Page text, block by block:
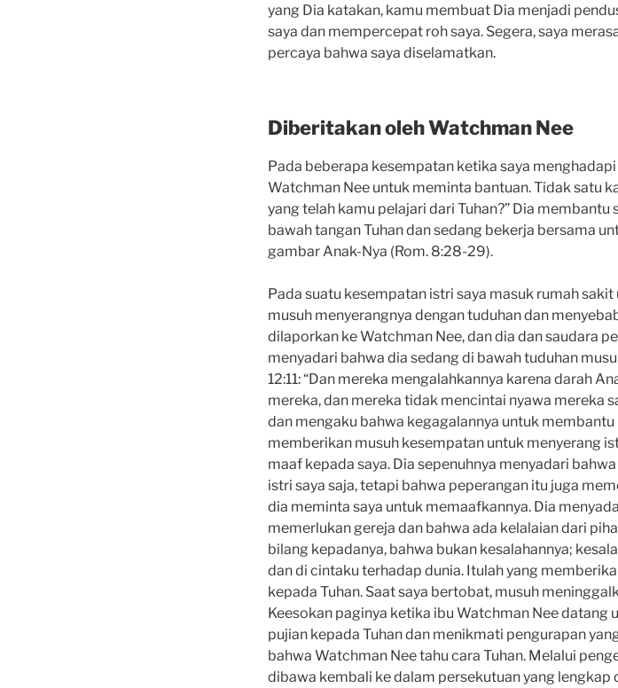
yang Dia katakan, kamu membuat Dia menjadi
saya dan mempercepat roh saya. Segera, saya
percaya bahwa saya diselamatkan.
Diberitakan oleh Watchman Nee
Pada beberapa kesempatan ketika saya
Watchman Nee untuk meminta bantuan. Tidak satu
yang telah kamu pelajari dari Tuhan?” Dia
bawah tangan Tuhan dan sedang bekerja bersama
gambar Anak-Nya (Rom. 8:28-29).
Pada suatu kesempatan istri saya masuk rumah
musuh menyerangnya dengan tuduhan dan
dilaporkan ke Watchman Nee, dan dia dan saudara
menyadari bahwa dia sedang di bawah tuduhan
12:11: “Dan mereka mengalahkannya karena darah
mereka, dan mereka tidak mencintai nyawa mereka
dan mengaku bahwa kegagalannya untuk
memberikan musuh kesempatan untuk menyerang
maaf kepada saya. Dia sepenuhnya menyadari
istri saya saja, tetapi bahwa peperangan itu juga
dia meminta saya untuk memaafkannya. Dia
memerlukan gereja dan bahwa ada kelalaian dari
bilang kepadanya, bahwa bukan kesalahannya;
dan di cintaku terhadap dunia. Itulah yang
kepada Tuhan. Saat saya bertobat, musuh
Keesokan paginya ketika ibu Watchman Nee datang
pujian kepada Tuhan dan menikmati pengurapan
bahwa Watchman Nee tahu cara Tuhan. Melalui
dibawa kembali ke dalam persekutuan yang